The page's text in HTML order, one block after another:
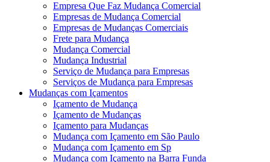
Empresa Que Faz Mudança Comercial
Empresas de Mudança Comercial
Empresas de Mudanças Comerciais
Frete para Mudança
Mudança Comercial
Mudança Industrial
Serviço de Mudança para Empresas
Serviços de Mudança para Empresas
Mudanças com Içamentos
Içamento de Mudança
Içamento de Mudanças
Içamento para Mudanças
Mudança com Içamento em São Paulo
Mudança com Içamento em Sp
Mudança com Içamento na Barra Funda